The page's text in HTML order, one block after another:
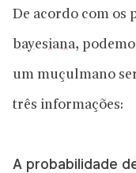
De acordo com os
bayesiana,
um muçulmano
três informações:
A probabilidade